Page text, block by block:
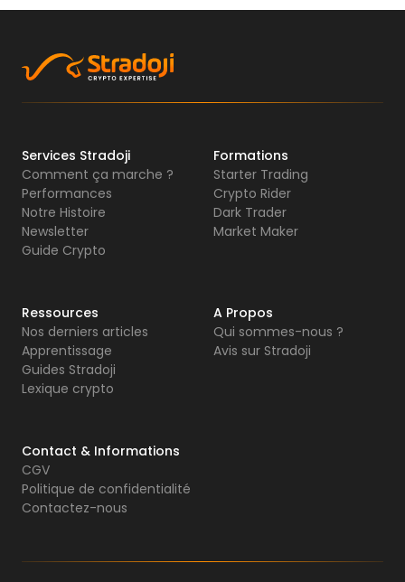
Services Stradoji
Comment ça marche ?
Performances
Notre Histoire
Newsletter
Guide Crypto
Formations
Starter Trading
Crypto Rider
Dark Trader
Market Maker
Ressources
Nos derniers articles
Apprentissage
Guides Stradoji
Lexique crypto
A Propos
Qui sommes-nous ?
Avis sur Stradoji
Contact & Informations
CGV
Politique de confidentialité
Contactez-nous